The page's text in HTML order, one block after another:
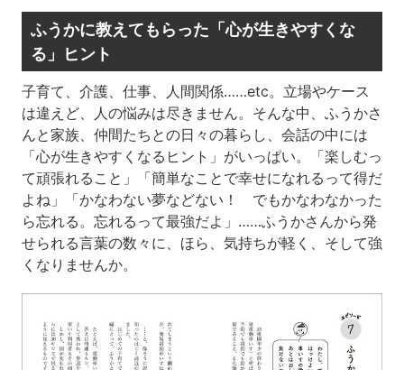
ふうかに教えてもらった「心が生きやすくな
る」ヒント
子育て、介護、仕事、人間関係……etc。立場やケース
は違えど、人の悩みは尽きません。そんな中、ふうかさ
んと家族、仲間たちとの日々の暮らし、会話の中には
「心が生きやすくなるヒント」がいっぱい。「楽しむっ
て頑張れること」「簡単なことで幸せになれるって得だ
よね」「かなわない夢などない！ でもかなわなかった
ら忘れる。忘れるって最強だよ」……ふうかさんから発
せられる言葉の数々に、ほら、気持ちが軽く、そして強
くなりませんか。